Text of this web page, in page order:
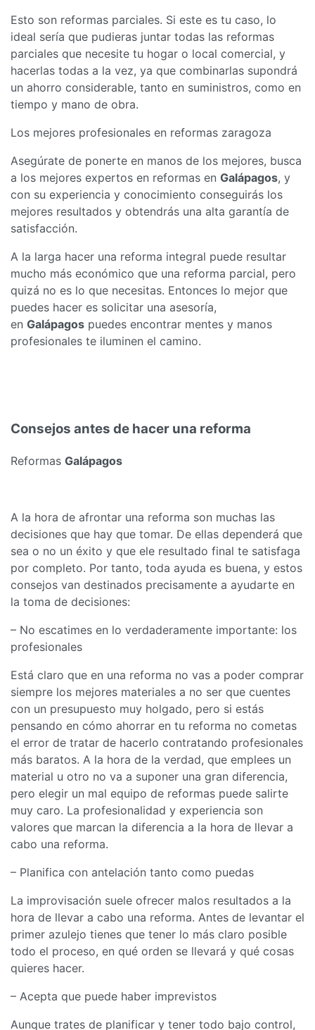
Esto son reformas parciales. Si este es tu caso, lo
ideal sería que pudieras juntar todas las reformas
parciales que necesite tu hogar o local comercial, y
hacerlas todas a la vez, ya que combinarlas supondrá
un ahorro considerable, tanto en suministros, como en
tiempo y mano de obra.
Los mejores profesionales en reformas zaragoza
Asegúrate de ponerte en manos de los mejores, busca
a los mejores expertos en reformas en Galápagos, y
con su experiencia y conocimiento conseguirás los
mejores resultados y obtendrás una alta garantía de
satisfacción.
A la larga hacer una reforma integral puede resultar
mucho más económico que una reforma parcial, pero
quizá no es lo que necesitas. Entonces lo mejor que
puedes hacer es solicitar una asesoría,
en Galápagos puedes encontrar mentes y manos
profesionales te iluminen el camino.
Consejos antes de hacer una reforma
Reformas Galápagos
A la hora de afrontar una reforma son muchas las
decisiones que hay que tomar. De ellas dependerá que
sea o no un éxito y que ele resultado final te satisfaga
por completo. Por tanto, toda ayuda es buena, y estos
consejos van destinados precisamente a ayudarte en
la toma de decisiones:
– No escatimes en lo verdaderamente importante: los
profesionales
Está claro que en una reforma no vas a poder comprar
siempre los mejores materiales a no ser que cuentes
con un presupuesto muy holgado, pero si estás
pensando en cómo ahorrar en tu reforma no cometas
el error de tratar de hacerlo contratando profesionales
más baratos. A la hora de la verdad, que emplees un
material u otro no va a suponer una gran diferencia,
pero elegir un mal equipo de reformas puede salirte
muy caro. La profesionalidad y experiencia son
valores que marcan la diferencia a la hora de llevar a
cabo una reforma.
– Planifica con antelación tanto como puedas
La improvisación suele ofrecer malos resultados a la
hora de llevar a cabo una reforma. Antes de levantar el
primer azulejo tienes que tener lo más claro posible
todo el proceso, en qué orden se llevará y qué cosas
quieres hacer.
– Acepta que puede haber imprevistos
Aunque trates de planificar y tener todo bajo control,